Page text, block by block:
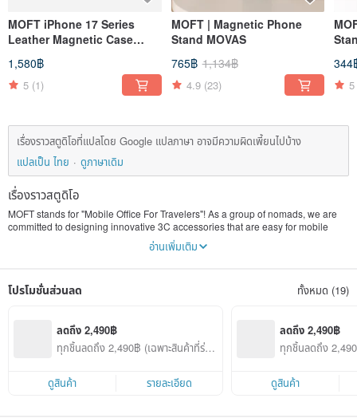
MOFT iPhone 17 Series
Leather Magnetic Case
MOVAS
1,580฿
5 (1)
MOFT | Magnetic Phone
Stand MOVAS
765฿ 1,134฿
4.9 (23)
344
5
เรื่องราวสตูดิโอที่แปลโดย Google แปลภาษา อาจมีความผิดเพี้ยนไปบ้าง
แปลเป็น ไทย
ดูภาษาเดิม
เรื่องราวสตูดิโอ
MOFT stands for "Mobile Office For Travelers"! As a group of nomads, we are
committed to designing innovative 3C accessories that are easy for mobile
workers to use. They not only enable comfortable work and improved
productivity, but also allow us to work anywhere without restrictions, turning
and subsequently expanding into Japan, Taiwan, and even becoming a global
bestseller. This experience inspired us to continue developing new products,
leading to the launch of the MOFT X, MOFT Z, MOFT laptop stand, and other
อ่านเพิ่มเติม
โปรโมชั่นส่วนลด ทั้งหมด (19)
ลดถึง 2,490฿
ทุกชิ้นลดถึง 2,490฿ (เฉพาะสินค้าที่ร่วม
ดูสินค้า
รายละเอียด
ลดถึง 2,490฿
ทุกชิ้นลดถึง
ดูสินค้า